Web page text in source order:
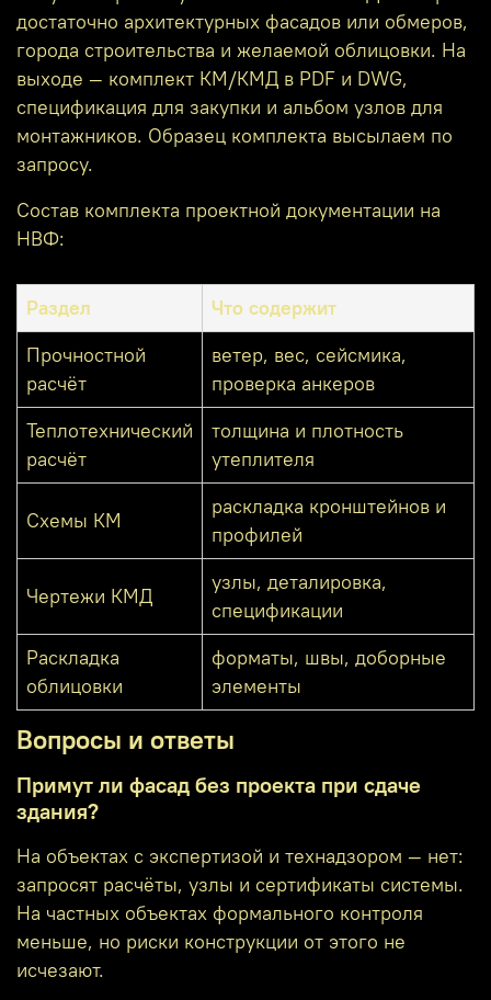
достаточно архитектурных фасадов или обмеров,
города строительства и желаемой облицовки. На
выходе — комплект КМ/КМД в PDF и DWG,
спецификация для закупки и альбом узлов для
монтажников. Образец комплекта высылаем по
запросу.
Состав комплекта проектной документации на
НВФ:
Раздел
Что содержит
Прочностной
расчёт
ветер, вес, сейсмика,
проверка анкеров
Теплотехнический
расчёт
толщина и плотность
утеплителя
Схемы КМ
раскладка кронштейнов и
профилей
Чертежи КМД
узлы, деталировка,
спецификации
Раскладка
облицовки
форматы, швы, доборные
элементы
Вопросы и ответы
Примут ли фасад без проекта при сдаче
здания?
На объектах с экспертизой и технадзором — нет:
запросят расчёты, узлы и сертификаты системы.
На частных объектах формального контроля
меньше, но риски конструкции от этого не
исчезают.